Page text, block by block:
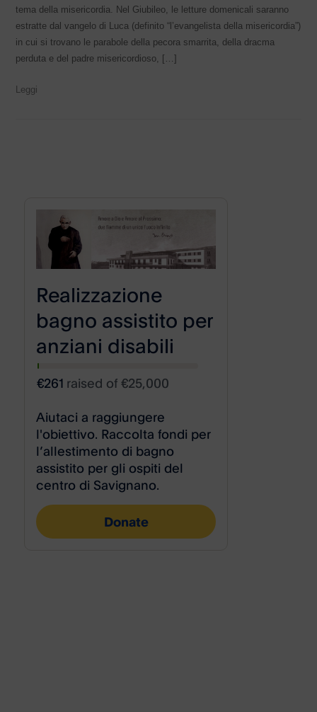
tema della misericordia. Nel Giubileo, le letture domenicali saranno
estratte dal vangelo di Luca (definito “l’evangelista della misericordia”)
in cui si trovano le parabole della pecora smarrita, della dracma
perduta e del padre misericordioso, […]
Leggi